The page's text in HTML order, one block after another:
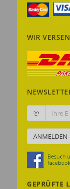
WIR
@
ANMELDEN
GEPRÜFTE